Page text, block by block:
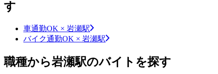
す
車通勤OK × 岩瀬駅
バイク通勤OK × 岩瀬駅
職種から岩瀬駅のバイトを探す